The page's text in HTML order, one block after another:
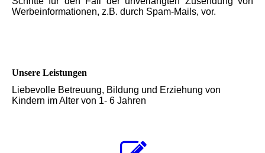
Werbeinformationen, z.B. durch Spam-Mails, vor.
Unsere Leistungen
Liebevolle Betreuung, Bildung und Erziehung von
Kindern im Alter von 1- 6 Jahren